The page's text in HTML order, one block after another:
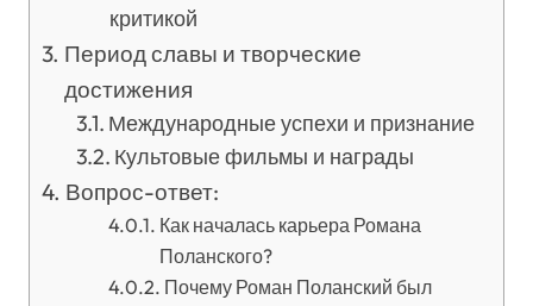
критикой
Период славы и творческие
достижения
Международные успехи и признание
Культовые фильмы и награды
Вопрос-ответ:
Как началась карьера Романа
Поланского?
Почему Роман Поланский был